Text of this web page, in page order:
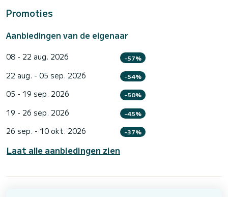
Promoties
Aanbiedingen van de eigenaar
08 - 22 aug. 2026 -57%
22 aug. - 05 sep. 2026 -54%
05 - 19 sep. 2026 -50%
19 - 26 sep. 2026 -45%
26 sep. - 10 okt. 2026 -37%
Laat alle aanbiedingen zien